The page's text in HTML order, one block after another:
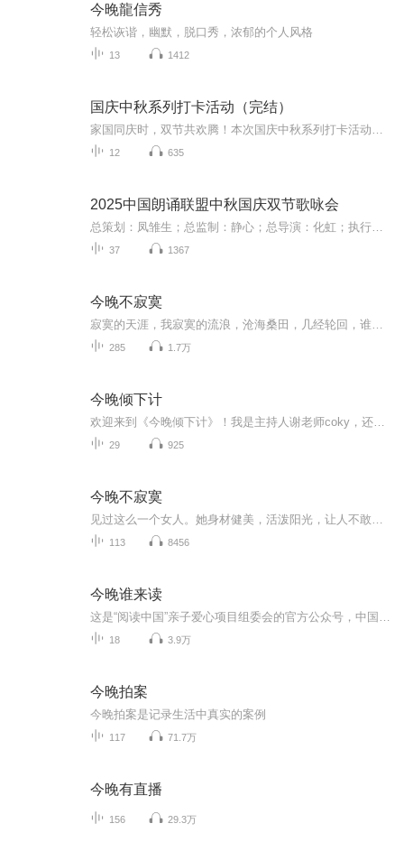
今晚龍信秀
轻松诙谐，幽默，脱口秀，浓郁的个人风格
13 1412
国庆中秋系列打卡活动（完结）
12 635
2025中国朗诵联盟中秋国庆双节歌咏会
37 1367
今晚不寂寞
285 1.7万
今晚倾下计
29 925
今晚不寂寞
113 8456
今晚谁来读
18 3.9万
今晚拍案
今晚拍案是记录生活中真实的案例
117 71.7万
今晚有直播
156 29.3万